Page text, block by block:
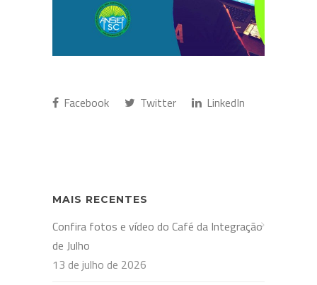
Facebook Twitter LinkedIn
MAIS RECENTES
Confira fotos e vídeo do Café da Integração
de Julho
13 de julho de 2026